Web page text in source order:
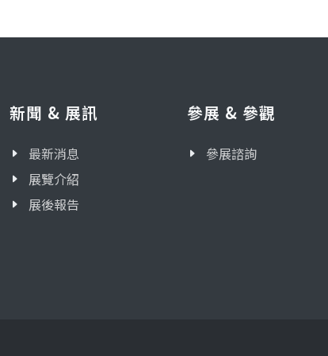
新聞 & 展訊
最新消息
展覽介紹
展後報告
參展 & 參觀
參展諮詢